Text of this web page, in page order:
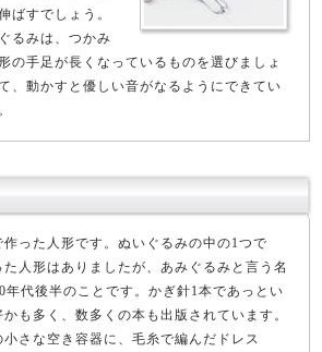
ばすでしょう。
るみは、つかみ
の手足が長くなっているものを選びましょ
、動かすと優しい音がなるようにできてい
った人形です。ぬいぐるみの中の1つで
人形はありましたが、あみぐるみと言う名
年代後半のことです。かぎ針1本であっとい
も多く、数多くの本も出版されています。
さな空き容器に、毛糸で編んだドレス